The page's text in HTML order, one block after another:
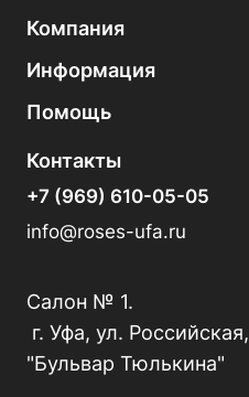
Компания
Информация
Помощь
Контакты
+7 (969) 610-05-05
info@roses-ufa.ru
Салон № 1.
г. Уфа, ул.
"Бульвар Тюлькина"